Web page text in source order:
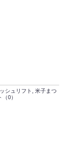
シュリフト
米子まつ
（0）